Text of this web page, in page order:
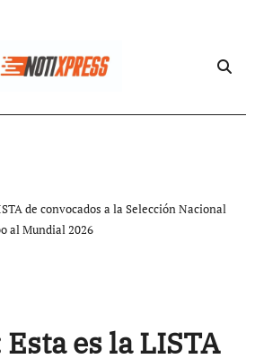
de convocados a la Selección Nacional
al Mundial 2026
es la LISTA